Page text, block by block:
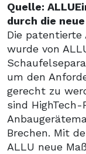
Quelle:
durch die neue
Die patentierte
wurde von
um den
gerecht zu
sind
Brechen. Mit
ALLU neue